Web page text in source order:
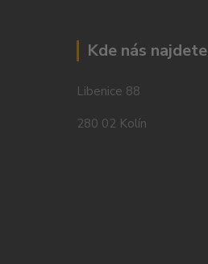
Kde nás najdete
Libenice 88
280 02 Kolín